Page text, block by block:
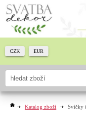
Katalog zboží Svíčky
CZK EUR